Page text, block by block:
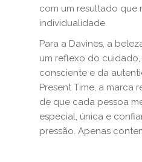
com um resultado que
individualidade.
Para a Davines, a
um reflexo do
consciente e da
Present Time, a marca
de que cada pessoa
especial, única e
pressão. Apenas